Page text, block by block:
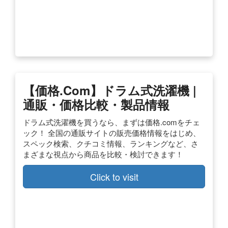
【価格.com】ドラム式洗濯機 |
通販・価格比較・製品情報
ドラム式洗濯機を買うなら、まずは価格.comをチェ
ック！ 全国の通販サイトの販売価格情報をはじめ、
スペック検索、クチコミ情報、ランキングなど、さ
まざまな視点から商品を比較・検討できます！
Click to visit